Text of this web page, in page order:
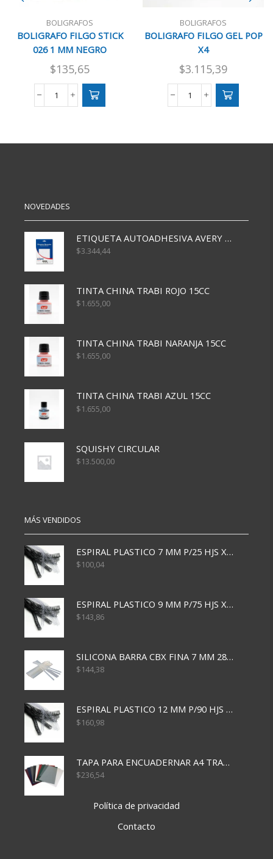
BOLIGRAFOS
BOLIGRAFO FILGO STICK
026 1 MM NEGRO
$135,65
BOLIGRAFO
1
BOLIGRAFOS
BOLIGRAFO FILGO GEL POP
X4
$3.115,39
BOLIGRAFO
X4
NOVEDADES
ETIQUETA AUTOADHESIVA AVERY 3026 30H 20 X 70
$3.344,44
TINTA CHINA TRABI ROJO 15CC
$1.655,00
TINTA CHINA TRABI NARANJA 15CC
$1.655,00
TINTA CHINA TRABI AZUL 15CC
$1.655,00
SQUISHY CIRCULAR
$13.500,00
MÁS VENDIDOS
ESPIRAL PLASTICO 7 MM P/25 HJS X50x3000
$100,04
ESPIRAL PLASTICO 9 MM P/75 HJS X50X2400
$143,86
SILICONA BARRA CBX FINA 7 MM 28 CM
$144,38
ESPIRAL PLASTICO 12 MM P/90 HJS X50X1500
$160,98
TAPA PARA ENCUADERNAR A4 TRANSP x50x500
$236,54
Política de privacidad
Contacto